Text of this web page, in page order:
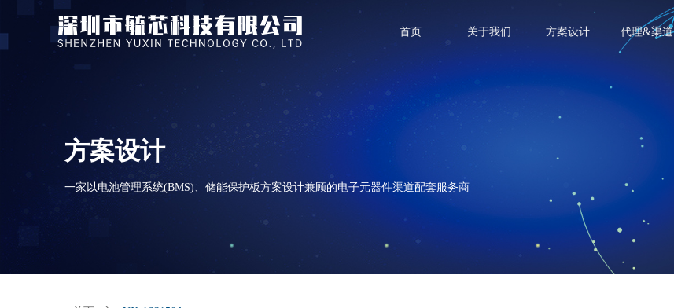
首页 关于我们 方案设计 代理&渠道
方案设计
一家以电池管理系统(BMS)、储能保护板方案设计兼顾的电子元器件渠道配套服务商